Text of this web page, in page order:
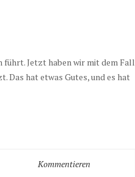
führt. Jetzt haben wir mit dem Fall
Das hat etwas Gutes, und es hat
Kommentieren